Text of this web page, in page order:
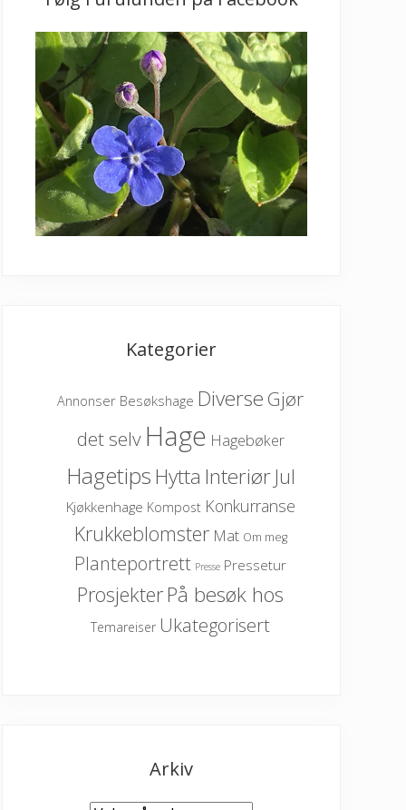
Kategorier
Annonser Besøkshage Diverse Gjør
det selv Hage Hagebøker
HagetipsHytta Interiør Jul
Kjøkkenhage Kompost Konkurranse
Krukkeblomster Mat Om meg
Planteportrett Presse Pressetur
ProsjekterPå besøk hos
Temareiser Ukategorisert
Arkiv